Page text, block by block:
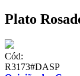
Plato
Cód:
R3173#DASP